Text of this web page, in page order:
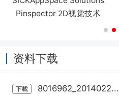
Pinspector 2D视觉技术
资料下载
8016962_2014022...